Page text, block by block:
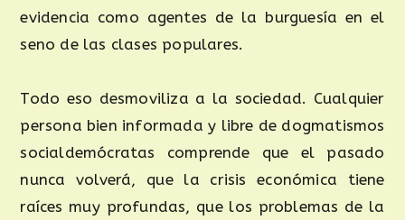
evidencia como agentes de la burguesía en el
seno de las clases populares.
Todo eso desmoviliza a la sociedad. Cualquier
persona bien informada y libre de dogmatismos
socialdemócratas comprende que el pasado
nunca volverá, que la crisis económica tiene
raíces muy profundas, que los problemas de la